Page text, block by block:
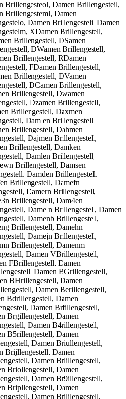
Brillengesteol, Damen Brillengesteil,
Brillengesteml, Damen
Damen Brillengesteli, Damen
XDamen Brillengestell,
Brillengestell, DSamen
DWamen Brillengestell,
Brillengestell, RDamen
FDamen Brillengestell,
Brillengestell, DVamen
DCamen Brillengestell,
Brillengestell, Dwamen
Dzamen Brillengestell,
Brillengestell, Daxmen
Dam en Brillengestell,
Brillengestell, Dahmen
Dajmen Brillengestell,
Brillengestell, Damken
Damlen Brillengestell,
Brillengestell, Damsen
Damden Brillengestell,
Brillengestell, Damefn
Damern Brillengestell,
Brillengestell, Dam4en
Dame n Brillengestell, Damen
Damenb Brillengestell,
Brillengestell, Damehn
Damejn Brillengestell,
Brillengestell, Damenm
Damen VBrillengestell,
FBrillengestell, Damen
Damen BGrillengestell,
BHrillengestell, Damen
Damen Berillengestell,
Bdrillengestell, Damen
Damen Brfillengestell,
Brgillengestell, Damen
Damen B4rillengestell,
B5rillengestell, Damen
Damen Briullengestell,
Brijllengestell, Damen
Damen Brlillengestell,
Briollengestell, Damen
Damen Br9illengestell,
Bripllengestell, Damen
Damen Brililengestell,